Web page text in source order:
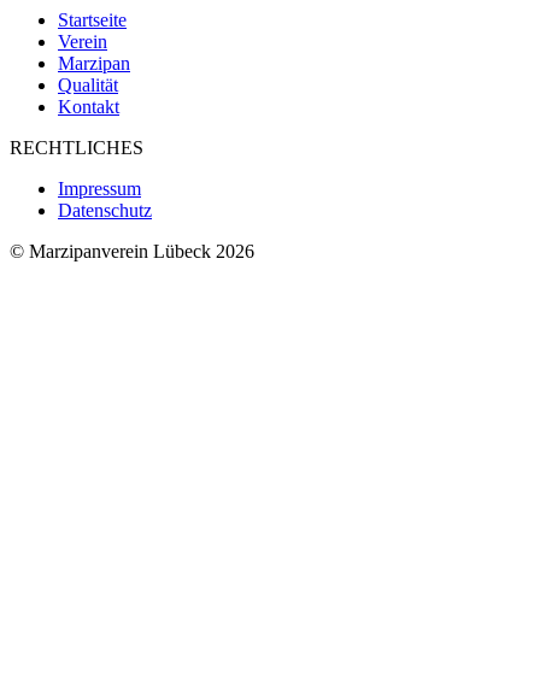
Startseite
Verein
Marzipan
Qualität
Kontakt
RECHTLICHES
Impressum
Datenschutz
© Marzipanverein Lübeck 2026